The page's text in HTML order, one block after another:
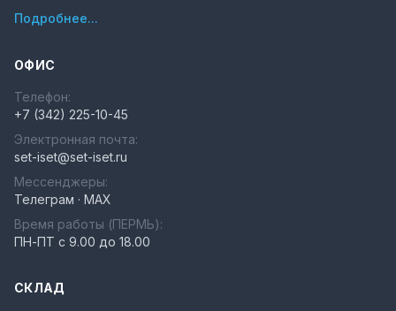
Подробнее...
ОФИС
Телефон:
+7 (342) 225-10-45
Электронная почта:
set-iset@set-iset.ru
Мессенджеры:
Телеграм · MAX
Время работы (ПЕРМЬ):
ПН-ПТ с 9.00 до 18.00
СКЛАД